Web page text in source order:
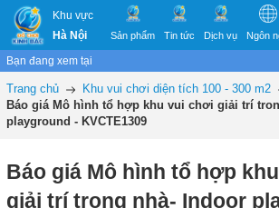
Khu vực
Hà Nội
Sản phẩm Tin tức Dịch vụ Ngôn
Bạn đang xem tại
Trang chủ
Khu vui chơi diện tích 100 - 300 m2
Báo giá Mô hình tổ hợp khu vui chơi giải trí
playground - KVCTE1309
Báo giá Mô hình tổ hợp
giải trí trong nhà- Indoor